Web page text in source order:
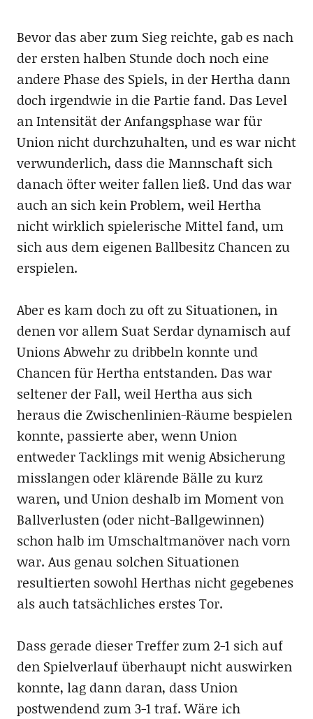
Bevor das aber zum Sieg reichte, gab es nach
der ersten halben Stunde doch noch eine
andere Phase des Spiels, in der Hertha dann
doch irgendwie in die Partie fand. Das Level
an Intensität der Anfangsphase war für
Union nicht durchzuhalten, und es war nicht
verwunderlich, dass die Mannschaft sich
danach öfter weiter fallen ließ. Und das war
auch an sich kein Problem, weil Hertha
nicht wirklich spielerische Mittel fand, um
sich aus dem eigenen Ballbesitz Chancen zu
erspielen.
Aber es kam doch zu oft zu Situationen, in
denen vor allem Suat Serdar dynamisch auf
Unions Abwehr zu dribbeln konnte und
Chancen für Hertha entstanden. Das war
seltener der Fall, weil Hertha aus sich
heraus die Zwischenlinien-Räume bespielen
konnte, passierte aber, wenn Union
entweder Tacklings mit wenig Absicherung
misslangen oder klärende Bälle zu kurz
waren, und Union deshalb im Moment von
Ballverlusten (oder nicht-Ballgewinnen)
schon halb im Umschaltmanöver nach vorn
war. Aus genau solchen Situationen
resultierten sowohl Herthas nicht gegebenes
als auch tatsächliches erstes Tor.
Dass gerade dieser Treffer zum 2-1 sich auf
den Spielverlauf überhaupt nicht auswirken
konnte, lag dann daran, dass Union
postwendend zum 3-1 traf. Wäre ich